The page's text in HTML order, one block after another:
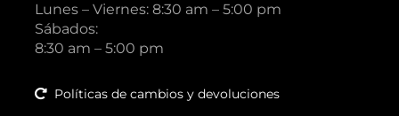
Lunes – Viernes: 8:30 am – 5:00 pm
Sábados:
8:30 am – 5:00 pm
Políticas de cambios y devoluciones